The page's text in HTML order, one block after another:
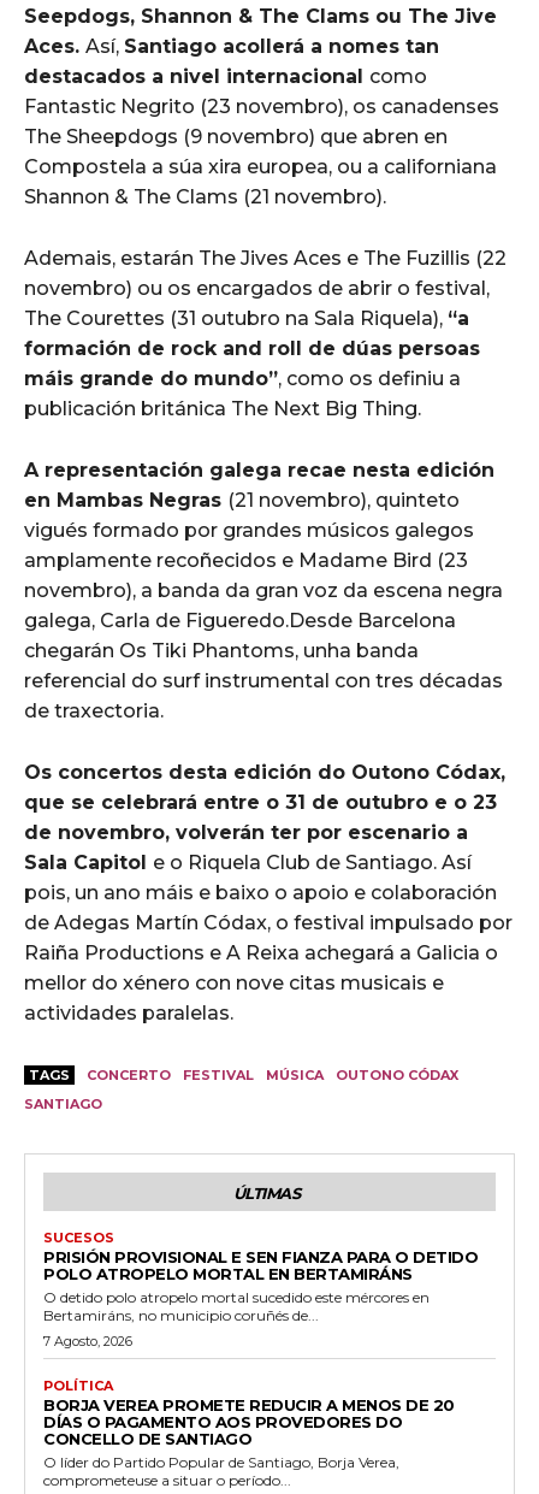
Seepdogs, Shannon & The Clams ou The Jive
Aces. Así, Santiago acollerá a nomes tan
destacados a nivel internacional como
Fantastic Negrito (23 novembro), os canadenses
The Sheepdogs (9 novembro) que abren en
Compostela a súa xira europea, ou a californiana
Shannon & The Clams (21 novembro).
Ademais, estarán The Jives Aces e The Fuzillis (22
novembro) ou os encargados de abrir o festival,
The Courettes (31 outubro na Sala Riquela), “a
formación de rock and roll de dúas persoas
máis grande do mundo”, como os definiu a
publicación británica The Next Big Thing.
A representación galega recae nesta edición
en Mambas Negras (21 novembro), quinteto
vigués formado por grandes músicos galegos
amplamente recoñecidos e Madame Bird (23
novembro), a banda da gran voz da escena negra
galega, Carla de Figueredo.Desde Barcelona
chegarán Os Tiki Phantoms, unha banda
referencial do surf instrumental con tres décadas
de traxectoria.
Os concertos desta edición do Outono Códax,
que se celebrará entre o 31 de outubro e o 23
de novembro, volverán ter por escenario a
Sala Capitol e o Riquela Club de Santiago. Así
pois, un ano máis e baixo o apoio e colaboración
de Adegas Martín Códax, o festival impulsado por
Raiña Productions e A Reixa achegará a Galicia o
mellor do xénero con nove citas musicais e
actividades paralelas.
TAGS CONCERTO FESTIVAL MÚSICA
OUTONO CÓDAX
SANTIAGO
ÚLTIMAS
SUCESOS
PRISIÓN PROVISIONAL E SEN FIANZA PARA O DETIDO
POLO ATROPELO MORTAL EN BERTAMIRÁNS
O detido polo atropelo mortal sucedido este mércores en
Bertamiráns, no municipio coruñés de...
7 Agosto, 2026
POLÍTICA
BORJA VEREA PROMETE REDUCIR A MENOS DE 20
DÍAS O PAGAMENTO AOS PROVEDORES DO
CONCELLO DE SANTIAGO
O líder do Partido Popular de Santiago, Borja Verea,
comprometeuse a situar o período...